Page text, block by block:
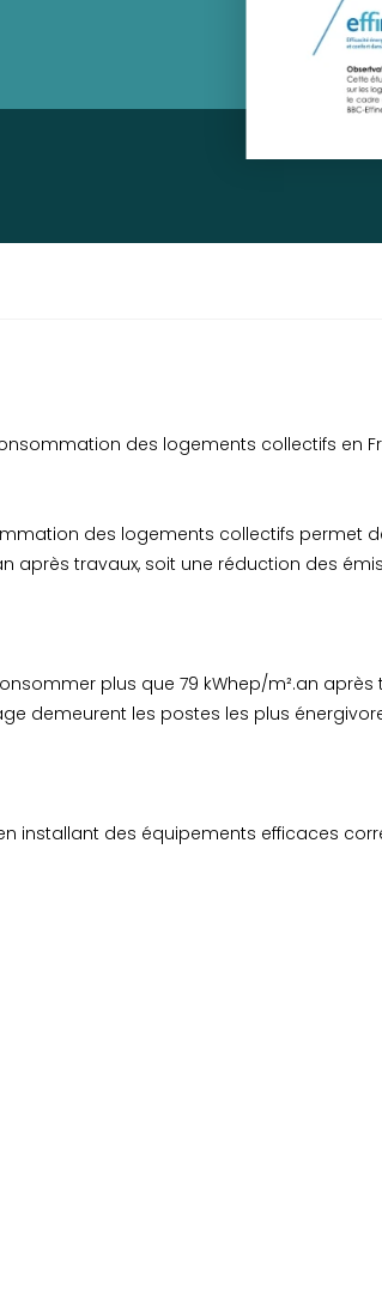
des logements collectifs en
des logements collectifs permet
après travaux, soit une réduction des
plus que 79 kWhep/m².an
demeurent les postes les plus
installant des équipements efficaces